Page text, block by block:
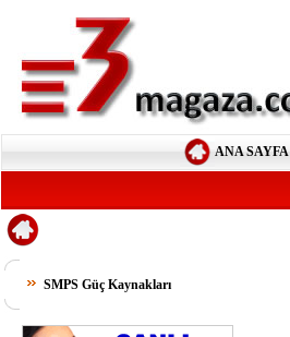
ANA SAYFA
SMPS Güç Kaynakları